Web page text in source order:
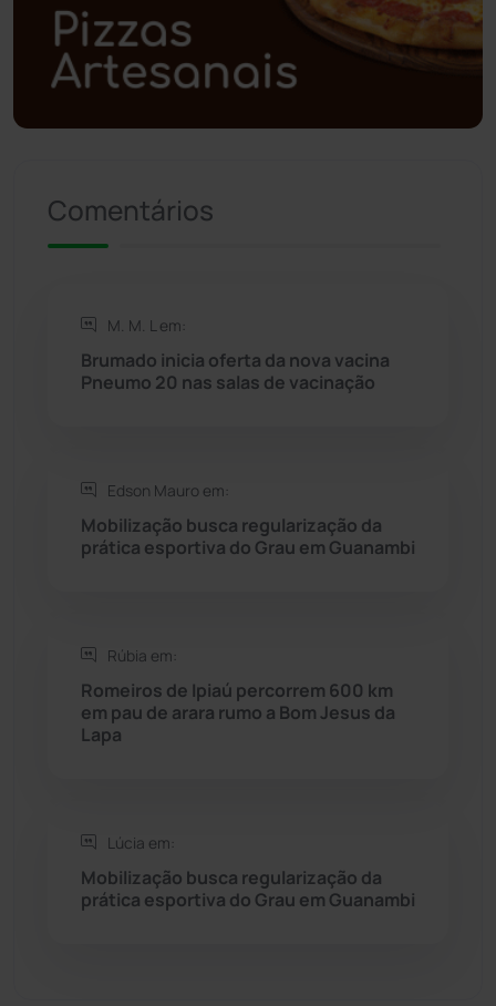
Polícia Civil (57)
Polícia Militar (27)
Política (03)
Riacho de Santana
Rio de Contas
Rio do Antônio
Saúde
Seabra (50)
Sítio do Mato
Sudoeste Baiano
Comentários
M. M. L em:
Brumado inicia oferta da nova vacina
Pneumo 20 nas salas de vacinação
Edson Mauro em:
Mobilização busca regularização da
prática esportiva do Grau em Guanambi
Rúbia em:
Romeiros de Ipiaú percorrem 600 km
em pau de arara rumo a Bom Jesus da
Lapa
Lúcia em:
Mobilização busca regularização da
prática esportiva do Grau em Guanambi